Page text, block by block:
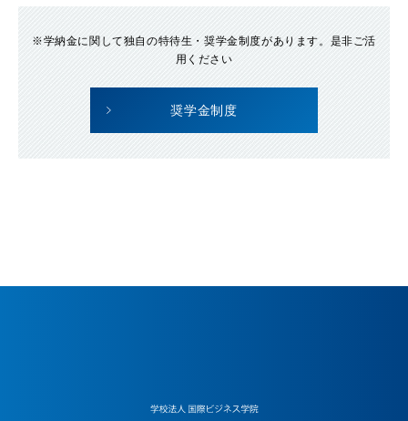
※学納金に関して独自の特待生・奨学金制度があります。是非ご活
用ください
奨学金制度